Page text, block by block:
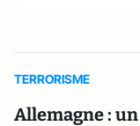
TERRORISME
Allemagne :